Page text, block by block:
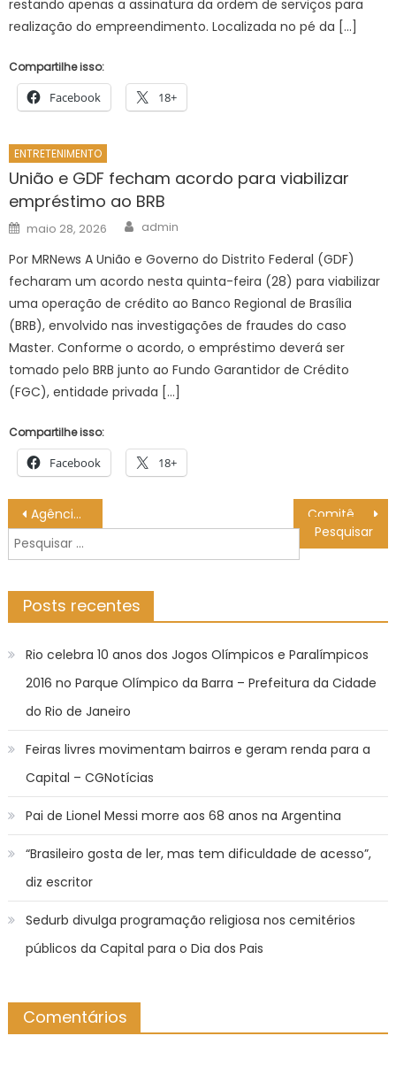
restando apenas a assinatura da ordem de serviços para
realização do empreendimento. Localizada no pé da […]
Compartilhe isso:
Facebook 18+
ENTRETENIMENTO
União e GDF fecham acordo para viabilizar
empréstimo ao BRB
Posted
on
maio 28, 2026 Author
admin
Por MRNews A União e Governo do Distrito Federal (GDF)
fecharam um acordo nesta quinta-feira (28) para viabilizar
uma operação de crédito ao Banco Regional de Brasília
(BRB), envolvido nas investigações de fraudes do caso
Master. Conforme o acordo, o empréstimo deverá ser
tomado pelo BRB junto ao Fundo Garantidor de Crédito
(FGC), entidade privada […]
Compartilhe isso:
Facebook 18+
Navegação
de
Post
Agência Minas Gerais | Governo de Minas anuncia investimentos para revitalização do Distrito Industrial de Juiz de Fora e da malha rodoviária de Ponte Nova
Pesquisar
por:
Posts recentes
Rio celebra 10 anos dos Jogos Olímpicos e Paralímpicos
2016 no Parque Olímpico da Barra – Prefeitura da Cidade
do Rio de Janeiro
Feiras livres movimentam bairros e geram renda para a
Capital – CGNotícias
Pai de Lionel Messi morre aos 68 anos na Argentina
“Brasileiro gosta de ler, mas tem dificuldade de acesso”,
diz escritor
Sedurb divulga programação religiosa nos cemitérios
públicos da Capital para o Dia dos Pais
Comentários